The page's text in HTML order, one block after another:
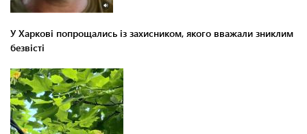
У Харкові попрощались із захисником, якого вважали зниклим
безвісті